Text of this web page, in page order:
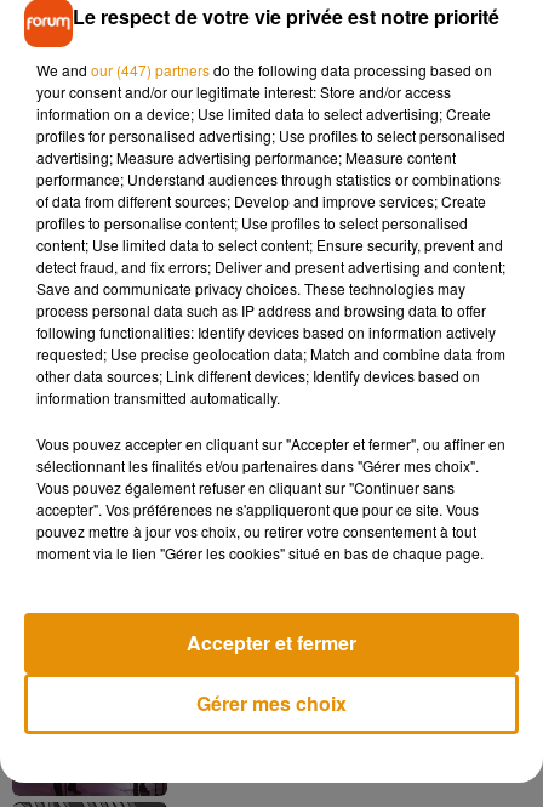
réseaux sociaux. L'Américaine assure avoir appelé les forces
de l'ordre pour prévenir et accélérer l'arrivée des secours, si
son embarcation se retournait.
I am dying �x€x€x€xÂ
This family called the cops on some whales �xÂ
I can't breathe �xÂ
RETWEET!pic.twitter.com/bIpvOAsS4f
— StanceGrounded (@_SJPeace_)8 octobre 2018
Musique
Pomme emprunte le décor de l’émission
« Loups Garous » pour son...
La version réécrite de « Beautiful Day »
Le respect de votre vie privée est notre priorité
We and our (447) partnersdo the following data processing based on
your consent and/or our legitimate interest: Store and/or access
information on a device; Use limited data to select advertising; Create
profiles for personalised advertising; Use profiles to select personalised
advertising; Measure advertising performance; Measure content
performance; Understand audiences through statistics or combinations
of data from different sources; Develop and improve services; Create
profiles to personalise content; Use profiles to select personalised
content; Use limited data to select content; Ensure security, prevent and
detect fraud, and fix errors; Deliver and present advertising and content;
Save and communicate privacy choices. These technologies may
process personal data such as IP address and browsing data to offer
following functionalities: Identify devices based on information actively
requested; Use precise geolocation data; Match and combine data from
other data sources; Link different devices; Identify devices based on
information transmitted automatically.
Vous pouvez accepter en cliquant sur "Accepter et fermer", ou affiner en
sélectionnant les finalités et/ou partenaires dans "Gérer mes choix".
Vous pouvez également refuser en cliquant sur "Continuer sans
accepter". Vos préférences ne s'appliqueront que pour ce site. Vous
pouvez mettre à jour vos choix, ou retirer votre consentement à tout
moment via le lien "Gérer les cookies" situé en bas de chaque page.
Gérer mes choix
Accepter et fermer